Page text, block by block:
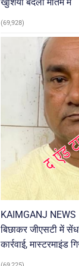
(69,928)
KAIMGANJ NEWS
बिछाकर जीएसटी में
कार्रवाई, मास्टरमाइंड